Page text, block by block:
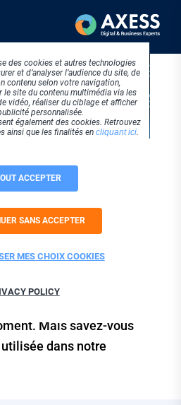
l’Intelligence
est la technologie
Mais savez-vous
dans notre
des cookies et autres technologies
et d’analyser l’audience du site, de
contenu selon votre navigation,
le site du contenu multimédia via les
vidéo, réaliser du ciblage et afficher
personnalisée.
également des cookies. Retrouvez
ainsi que les finalités en cliquant ici.
ACCEPTER
SANS ACCEPTER
MES CHOIX COOKIES
POLICY